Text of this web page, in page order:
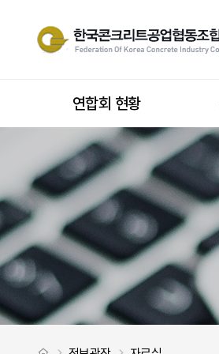
연합회 현황